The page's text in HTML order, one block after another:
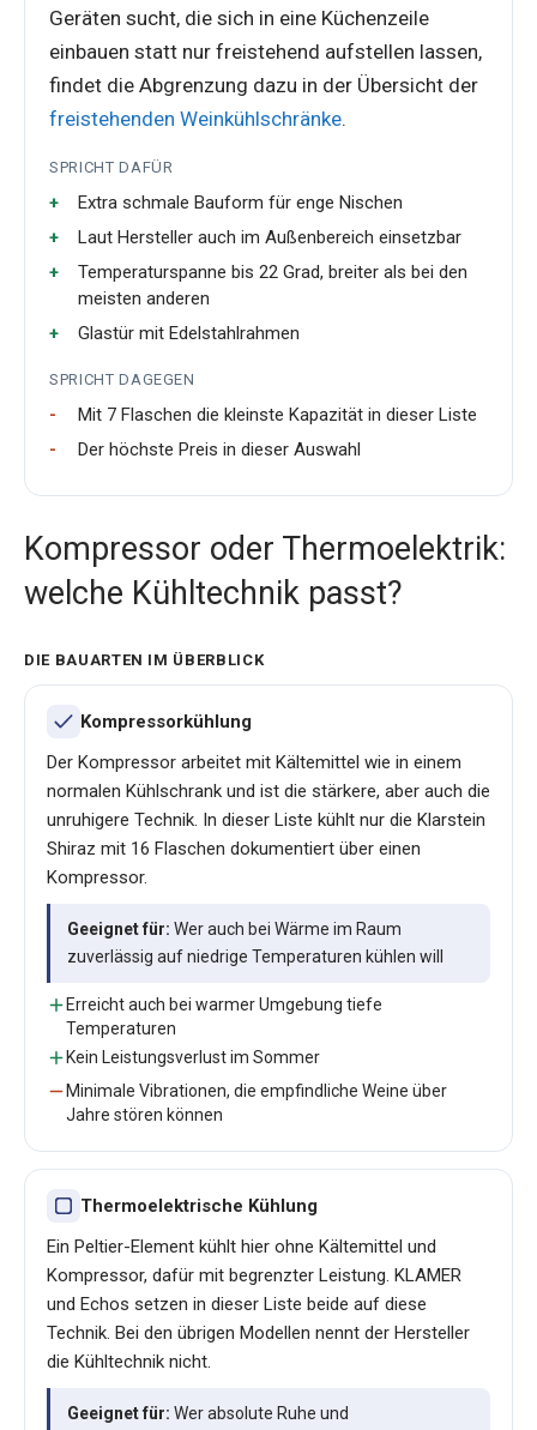
Geräten sucht, die sich in eine Küchenzeile
einbauen statt nur freistehend aufstellen lassen,
findet die Abgrenzung dazu in der Übersicht der
freistehenden Weinkühlschränke.
SPRICHT DAFÜR
Extra schmale Bauform für enge Nischen
Laut Hersteller auch im Außenbereich einsetzbar
Temperaturspanne bis 22 Grad, breiter als bei den
meisten anderen
Glastür mit Edelstahlrahmen
SPRICHT DAGEGEN
Mit 7 Flaschen die kleinste Kapazität in dieser Liste
Der höchste Preis in dieser Auswahl
Kompressor oder Thermoelektrik:
welche Kühltechnik passt?
DIE BAUARTEN IM ÜBERBLICK
Kompressorkühlung
Der Kompressor arbeitet mit Kältemittel wie in einem
normalen Kühlschrank und ist die stärkere, aber auch die
unruhigere Technik. In dieser Liste kühlt nur die Klarstein
Shiraz mit 16 Flaschen dokumentiert über einen
Kompressor.
Geeignet für: Wer auch bei Wärme im Raum
zuverlässig auf niedrige Temperaturen kühlen will
Erreicht auch bei warmer Umgebung tiefe
Temperaturen
Kein Leistungsverlust im Sommer
Minimale Vibrationen, die empfindliche Weine über
Jahre stören können
Thermoelektrische Kühlung
Ein Peltier-Element kühlt hier ohne Kältemittel und
Kompressor, dafür mit begrenzter Leistung. KLAMER
und Echos setzen in dieser Liste beide auf diese
Technik. Bei den übrigen Modellen nennt der Hersteller
die Kühltechnik nicht.
Geeignet für: Wer absolute Ruhe und